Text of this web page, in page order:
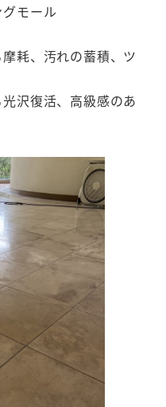
モール
耗、汚れの蓄積、ツ
沢復活、高級感のあ